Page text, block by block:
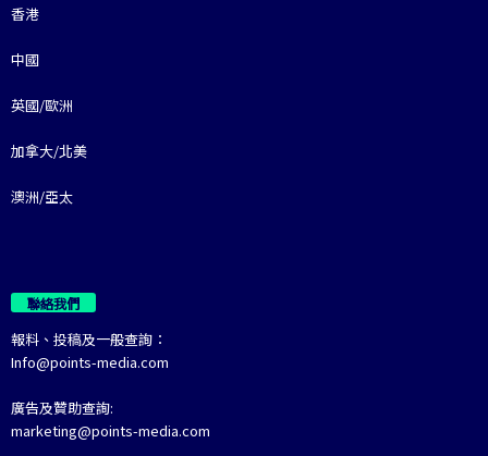
香港
中國
英國/歐洲
加拿大/北美
澳洲/亞太
聯絡我們
報料、投稿及一般查詢：
Info@points-media.com
廣告及贊助查詢:
marketing@points-media.com